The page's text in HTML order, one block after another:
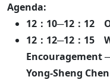
Agenda:
12：10─12：12
12：12─12：15
Encouragement
Yong-Sheng